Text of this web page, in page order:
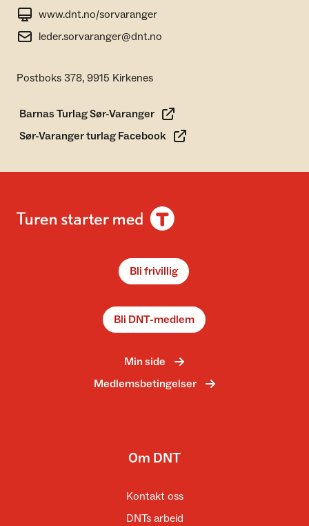
www.dnt.no/sorvaranger
leder.sorvaranger@dnt.no
Postboks 378, 9915 Kirkenes
Barnas Turlag Sør-Varanger
Sør-Varanger turlag Facebook
Bli frivillig
Bli DNT-medlem
Min side
Medlemsbetingelser
Om DNT
Kontakt oss
DNTs arbeid